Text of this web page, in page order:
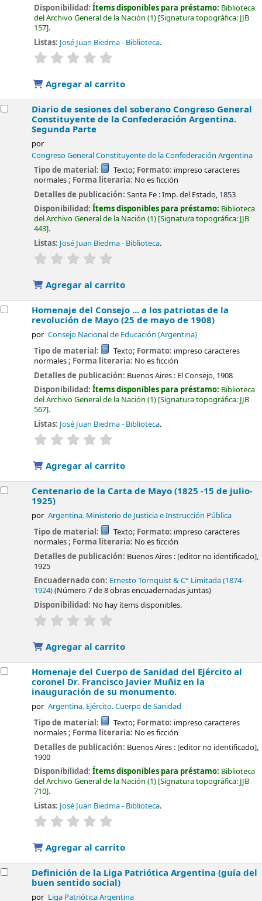
Disponibilidad:Ítems disponibles para préstamo: Biblioteca
del Archivo General de la Nación (1) Signatura topográfica: JJB
157 .
Listas: José Juan Biedma - Biblioteca.
valoración
Agregar al carrito
Diario de sesiones del soberano Congreso General
Constituyente de la Confederación Argentina.
Segunda Parte
por
Congreso General Constituyente de la Confederación Argentina
Tipo de material: Texto; Formato: impreso caracteres
normales; Forma literaria: No es ficción
Detalles de publicación:Santa Fe :Imp. del Estado, 1853
Disponibilidad:Ítems disponibles para préstamo: Biblioteca
del Archivo General de la Nación (1) Signatura topográfica: JJB
443 .
Listas: José Juan Biedma - Biblioteca.
valoración
Agregar al carrito
Homenaje del Consejo ... a los patriotas de la
revolución de Mayo (25 de mayo de 1908)
por Consejo Nacional de Educación (Argentina)
Tipo de material: Texto; Formato: impreso caracteres
normales; Forma literaria: No es ficción
Detalles de publicación: Buenos Aires : El Consejo, 1908
Disponibilidad:Ítems disponibles para préstamo: Biblioteca
del Archivo General de la Nación (1) Signatura topográfica: JJB
567 .
Listas: José Juan Biedma - Biblioteca.
valoración
Agregar al carrito
Centenario de la Carta de Mayo (1825 -15 de julio-
1925)
por Argentina. Ministerio de Justicia e Instrucción Pública
Tipo de material: Texto; Formato: impreso caracteres
normales; Forma literaria: No es ficción
Detalles de publicación: Buenos Aires : [editor no identificado],
1925
Encuadernado con: Ernesto Tornquist & C° Limitada (1874-
1924)(Número 7 de 8 obras encuadernadas juntas)
Disponibilidad: No hay ítems disponibles.
valoración
Agregar al carrito
Homenaje del Cuerpo de Sanidad del Ejército al
coronel Dr. Francisco Javier Muñiz en la
inauguración de su monumento.
por Argentina. Ejército. Cuerpo de Sanidad
Tipo de material: Texto; Formato: impreso caracteres
normales; Forma literaria: No es ficción
Detalles de publicación: Buenos Aires : [editor no identificado],
1900
Disponibilidad:Ítems disponibles para préstamo: Biblioteca
del Archivo General de la Nación (1) Signatura topográfica: JJB
710 .
Listas: José Juan Biedma - Biblioteca.
valoración
Agregar al carrito
Definición de la Liga Patriótica Argentina (guía del
buen sentido social)
por Liga Patriótica Argentina